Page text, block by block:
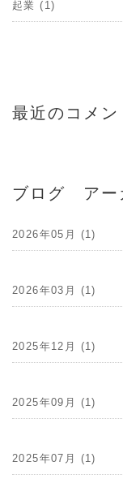
起業 (1)
最近のコメン
ブログ アー
2026年05月 (1)
2026年03月 (1)
2025年12月 (1)
2025年09月 (1)
2025年07月 (1)